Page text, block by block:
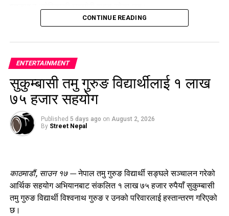
कार्यक्रममा किली पेम्बा शेर्पाको तस्बिरमा खादा अर्पण गर्दै दीप प्रज्ज्वलन
गरी श्रद्धाञ्जली व्यक्त गरिएको थियो।
कार्यक्रमको आयोजना नेपाल नेसनल माउन्टेन गाइड एसोसिएसन, नेपाल
क्लाइम्बिङ स्पोर्ट एसोसिएसन (काठमाडौं उपत्यका विशेष समिति), माउन्ट
एभरेस्ट समिटर्स क्लब रोल्वालिङ–दोलखा र एभरेस्ट समिटियर्स
एसोसिएसनले संयुक्त रूपमा गरेका हुन्।
CONTINUE READING
ENTERTAINMENT
सुकुम्बासी तमु गुरुङ विद्यार्थीलाई १ लाख
७५ हजार सहयोग
Published 5 days ago on August 2, 2026
By Street Nepal
काठमाडौं, साउन १७ —नेपाल तमु गुरुङ विद्यार्थी सङ्घले सञ्चालन गरेको
आर्थिक सहयोग अभियानबाट संकलित १ लाख ७५ हजार रुपैयाँ सुकुम्बासी
तमु गुरुङ विद्यार्थी विश्वनाथ गुरुङ र उनको परिवारलाई हस्तान्तरण गरिएको
छ।